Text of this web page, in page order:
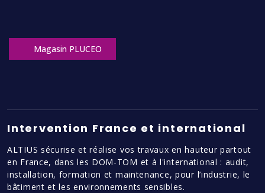
Magasin PLUCEO
Intervention France et international
ALTIUS sécurise et réalise vos travaux en hauteur partout
en France, dans les DOM-TOM et à l'international : audit,
installation, formation et maintenance, pour l’industrie, le
bâtiment et les environnements sensibles.